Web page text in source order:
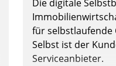
Empfängern ein.
Nadja Hußmann
Die digitale
für selbstlaufende
Selbst ist der
Serviceanbieter.